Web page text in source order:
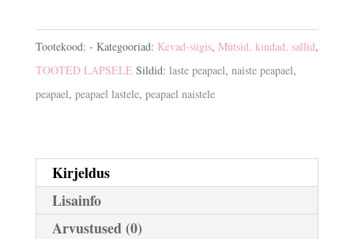
Tootekood: - Kategooriad: Kevad-sügis, Mütsid, kindad, sallid,
TOOTED LAPSELE Sildid: laste peapael, naiste peapael,
peapael, peapael lastele, peapael naistele
Kirjeldus
Lisainfo
Arvustused (0)